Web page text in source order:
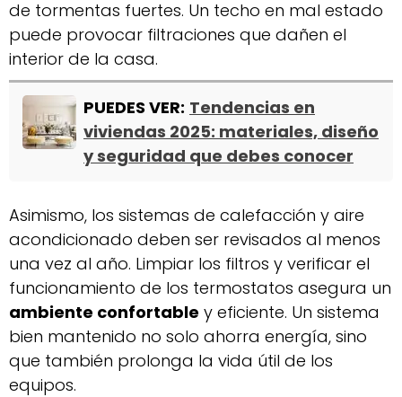
de tormentas fuertes. Un techo en mal estado
puede provocar filtraciones que dañen el
interior de la casa.
PUEDES VER: Tendencias en
viviendas 2025: materiales, diseño
y seguridad que debes conocer
Asimismo, los sistemas de calefacción y aire
acondicionado deben ser revisados al menos
una vez al año. Limpiar los filtros y verificar el
funcionamiento de los termostatos asegura un
ambiente confortable y eficiente. Un sistema
bien mantenido no solo ahorra energía, sino
que también prolonga la vida útil de los
equipos.